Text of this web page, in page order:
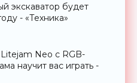
экскаватор будет
- «Техника»
Neo с RGB-
научит вас играть -